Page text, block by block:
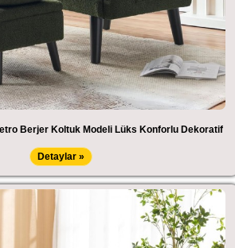
Berjer Koltuk Modeli Lüks Konforlu Dekoratif
Detaylar »